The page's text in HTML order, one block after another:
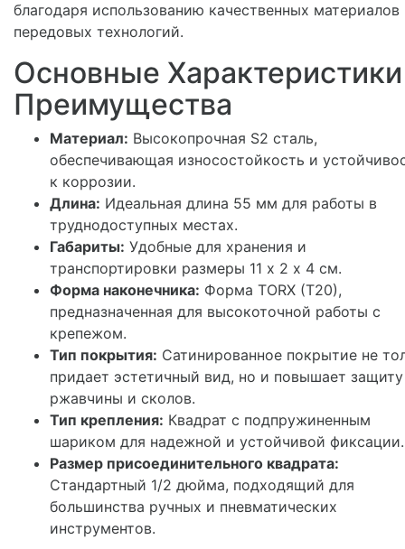
благодаря использованию качественных материалов
передовых технологий.
Основные
Преимущества
Материал: Высокопрочная S2 сталь,
обеспечивающая износостойкость и
к коррозии.
Длина: Идеальная длина 55 мм для работы в
труднодоступных местах.
Габариты: Удобные для хранения и
транспортировки размеры 11 х 2 х 4 см.
Форма наконечника: Форма TORX (T20),
предназначенная для высокоточной работы с
крепежом.
Тип покрытия: Сатинированное покрытие не
придает эстетичный вид, но и повышает
ржавчины и сколов.
Тип крепления: Квадрат с подпружиненным
шариком для надежной и устойчивой фиксации.
Размер присоединительного квадрата:
Стандартный 1/2 дюйма, подходящий для
большинства ручных и пневматических
инструментов.